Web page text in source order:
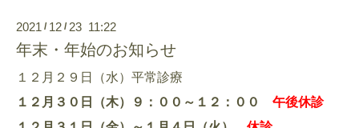
2021 / 12 / 23 11:22
年末・年始のお知らせ
１２月２９日（水）平常診療
１２月３０日（木）９：００～１２：００
午後休診